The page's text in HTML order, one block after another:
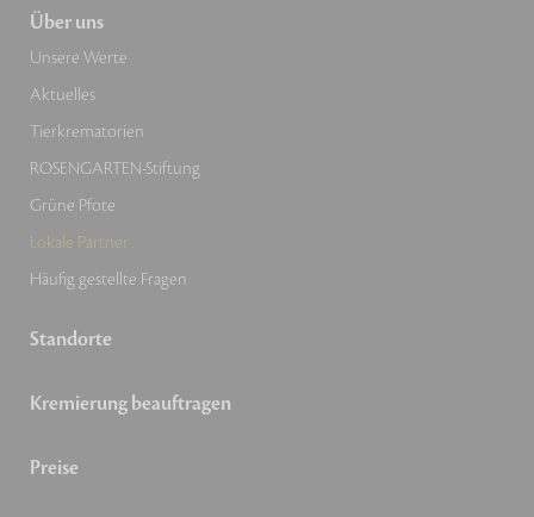
Über uns
Unsere Werte
Aktuelles
Tierkrematorien
ROSENGARTEN-Stiftung
Grüne Pfote
Lokale Partner
Häufig gestellte Fragen
Standorte
Kremierung beauftragen
Preise